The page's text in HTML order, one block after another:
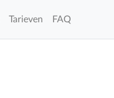
Tarieven FAQ